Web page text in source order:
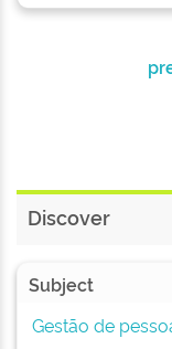
Discover
Subject
Gestão de